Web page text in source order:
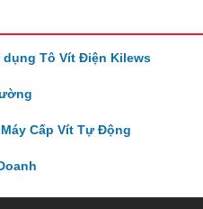
dụng Tô Vít Điện Kilews
Cấp Vít Tự Động